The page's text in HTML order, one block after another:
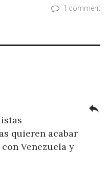
1 comment
quieren acabar
Venezuela y
reply